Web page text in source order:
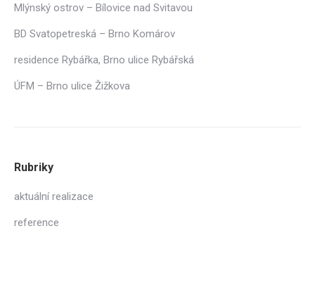
Mlýnský ostrov – Bílovice nad Svitavou
BD Svatopetreská – Brno Komárov
residence Rybářka, Brno ulice Rybářská
ÚFM – Brno ulice Žižkova
Rubriky
aktuální realizace
reference